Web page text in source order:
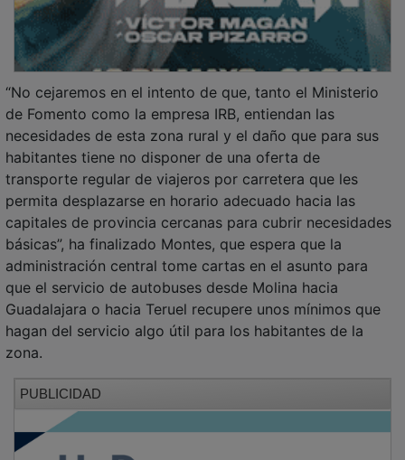
de Fomento como la empresa IRB, entiendan las
necesidades de esta zona rural y el daño que para sus
habitantes tiene no disponer de una oferta de
transporte regular de viajeros por carretera que les
permita desplazarse en horario adecuado hacia las
capitales de provincia cercanas para cubrir necesidades
básicas”, ha finalizado Montes, que espera que la
administración central tome cartas en el asunto para
que el servicio de autobuses desde Molina hacia
Guadalajara o hacia Teruel recupere unos mínimos que
hagan del servicio algo útil para los habitantes de la
zona.